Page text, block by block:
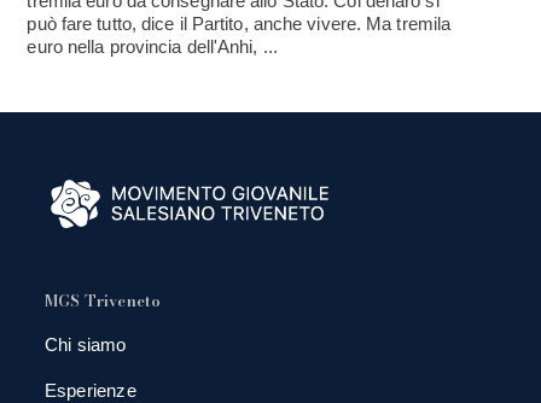
può fare tutto, dice il Partito, anche vivere. Ma tremila
euro nella provincia dell'Anhi, ...
MGS Triveneto
Chi siamo
Esperienze